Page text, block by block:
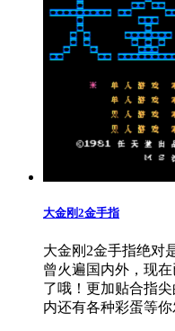
大金刚2金手指
大金刚2金手指绝对
曾火遍国内外，现
了哦！更加贴合指
内还有各种彩蛋等